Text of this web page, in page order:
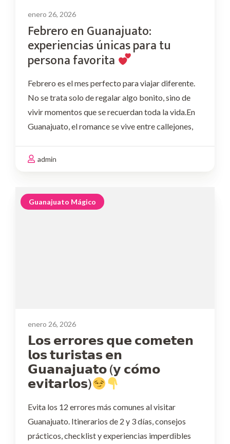
enero 26, 2026
Febrero en Guanajuato:
experiencias únicas para tu
persona favorita
Febrero es el mes perfecto para viajar diferente.
No se trata solo de regalar algo bonito, sino de
vivir momentos que se recuerdan toda la vida.En
Guanajuato, el romance se vive entre callejones,
intención. Si este mes quieres …
admin
Guanajuato Mágico
enero 26, 2026
𝗟𝗼𝘀 𝗲𝗿𝗿𝗼𝗿𝗲𝘀 𝗾𝘂𝗲 𝗰𝗼𝗺𝗲𝘁𝗲𝗻
𝗹𝗼𝘀 𝘁𝘂𝗿𝗶𝘀𝘁𝗮𝘀 𝗲𝗻
𝗚𝘂𝗮𝗻𝗮𝗷𝘂𝗮𝘁𝗼 (𝘆 𝗰𝗼́𝗺𝗼
𝗲𝘃𝗶𝘁𝗮𝗿𝗹𝗼𝘀)
Evita los 12 errores más comunes al visitar
Guanajuato. Itinerarios de 2 y 3 días, consejos
prácticos, checklist y experiencias imperdibles